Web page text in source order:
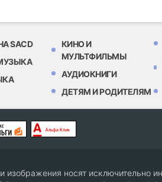
SACD
КИНО И
МУЛЬТФИЛЬМЫ
АУДИОКНИГИ
ДЕТЯМ И РОДИТЕЛЯМ
носят исключительно